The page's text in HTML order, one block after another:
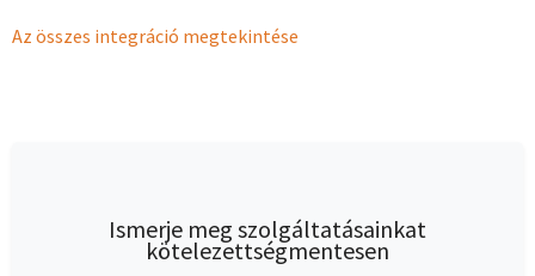
Az összes integráció megtekintése
Ismerje meg szolgáltatásainkat
kötelezettségmentesen